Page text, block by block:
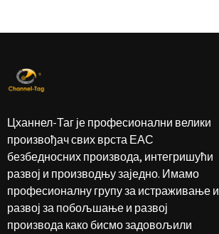
Цханнел-Таг је професионални велики
произвођач свих врста ЕАС
безбедносних производа, интегришући
развој и производњу заједно. Имамо
професионалну групу за истраживање и
развој за побољшање и развој
производа како бисмо задовољили